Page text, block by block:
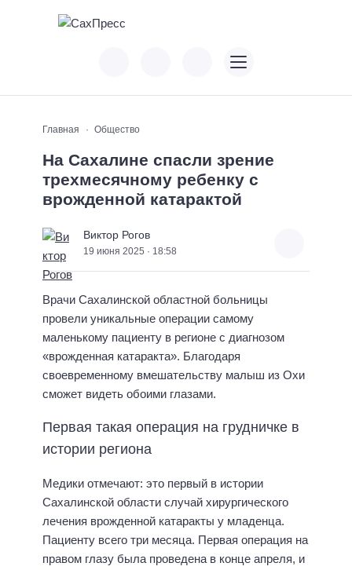
Главная Общество
На Сахалине спасли зрение
трехмесячному ребенку с
врожденной катарактой
Виктор Рогов
19 июня 2025 · 18:58
Врачи Сахалинской областной больницы
провели уникальные операции самому
маленькому пациенту в регионе с диагнозом
«врожденная катаракта». Благодаря
своевременному вмешательству малыш из Охи
сможет видеть обоими глазами.
Первая такая операция на грудничке в
истории региона
Медики отмечают: это первый в истории
Сахалинской области случай хирургического
лечения врожденной катаракты у младенца.
Пациенту всего три месяца. Первая операция на
правом глазу была проведена в конце апреля, и